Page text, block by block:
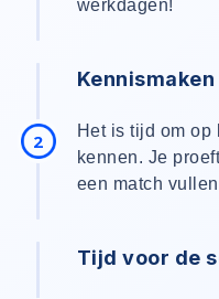
werkdagen!
2
Het is tijd om op
kennen. Je
een match
Tijd voor de